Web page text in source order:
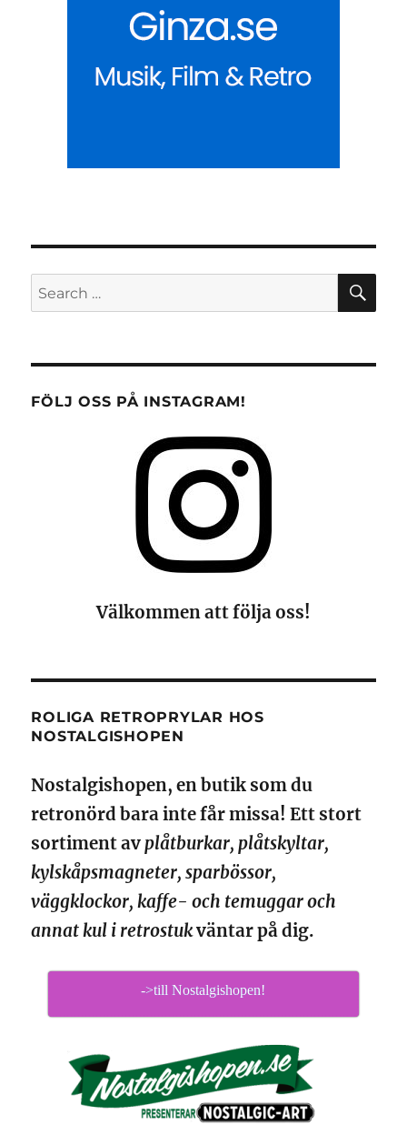
Search
for:
FÖLJ OSS PÅ INSTAGRAM!
Välkommen att följa oss!
ROLIGA RETROPRYLAR HOS
NOSTALGISHOPEN
Nostalgishopen, en butik som du
retronörd bara inte får missa! Ett stort
sortiment avplåtburkar, plåtskyltar,
kylskåpsmagneter, sparbössor,
väggklockor, kaffe- och temuggar och
annat kul i retrostukväntar på dig.
->till Nostalgishopen!